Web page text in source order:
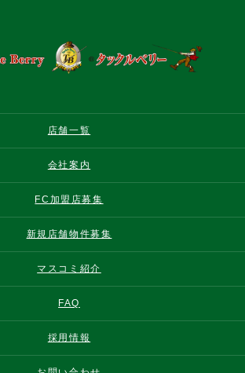
店舗一覧
会社案内
FC加盟店募集
新規店舗物件募集
マスコミ紹介
FAQ
採用情報